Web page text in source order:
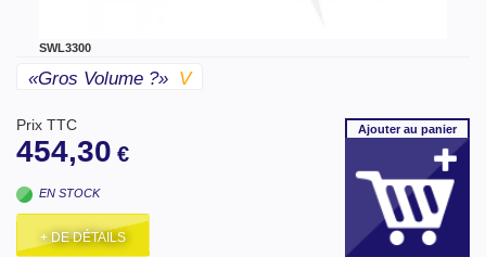
SWL3300
«gros Volume ?» V
Prix TTC
454,30 €
EN STOCK
+ DE DÉTAILS
Ajouterau panier